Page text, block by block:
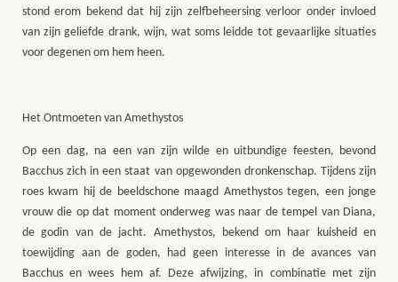
stond erom bekend dat hij zijn zelfbeheersing verloor onder invloed
van zijn geliefde drank, wijn, wat soms leidde tot gevaarlijke situaties
voor degenen om hem heen.
Het Ontmoeten van Amethystos
Op een dag, na een van zijn wilde en uitbundige feesten, bevond
Bacchus zich in een staat van opgewonden dronkenschap. Tijdens zijn
roes kwam hij de beeldschone maagd Amethystos tegen, een jonge
vrouw die op dat moment onderweg was naar de tempel van Diana,
de godin van de jacht. Amethystos, bekend om haar kuisheid en
toewijding aan de goden, had geen interesse in de avances van
Bacchus en wees hem af. Deze afwijzing, in combinatie met zijn